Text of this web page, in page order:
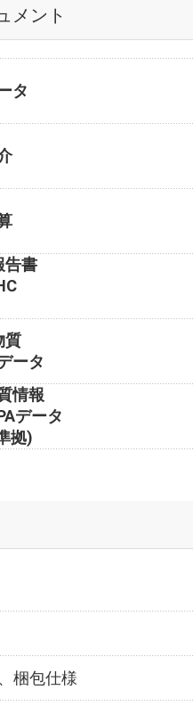
メント
タ
告書
質
ータ
情報
データ
拠)
梱包仕様